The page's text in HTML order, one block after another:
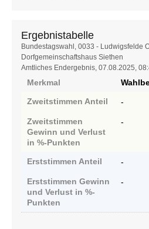
Ergebnistabelle
Ergebnistabelle
Bundestagswahl, 0033 - Ludwigsfelde
Dorfgemeinschaftshaus Siethen
Amtliches Endergebnis, 07.08.2025,
Merkmal
Zweitstimmen Anteil -
Zweitstimmen
Gewinn und Verlust
in %-Punkten
-
Erststimmen Anteil -
Erststimmen Gewinn
und Verlust in %-
Punkten
-